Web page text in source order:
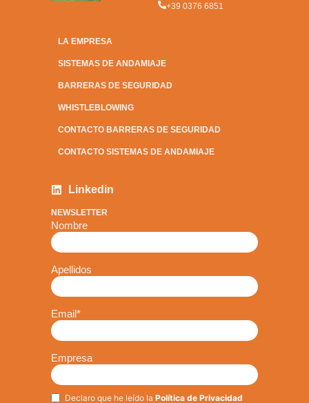
+39 0376 6851
LA EMPRESA
SISTEMAS DE ANDAMIAJE
BARRERAS DE SEGURIDAD
WHISTLEBLOWING
CONTACTO BARRERAS DE SEGURIDAD
CONTACTO SISTEMAS DE ANDAMIAJE
Linkedin
NEWSLETTER
Nombre
Apellidos
Email*
Empresa
Privacy*
Declaro que he leído la Política de Privacidad